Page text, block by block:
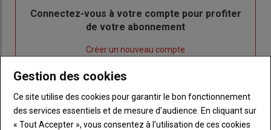
Body
Connectez-vous à votre compte pour profiter
de votre abonnement
un
nouveau
compte"
Créer un nouveau compte
"Réinitialiser
votre
de
Je me connecte
Gestion des cookies
Ce site utilise des cookies pour garantir le bon fonctionnement
des services essentiels et de mesure d’audience. En cliquant sur
« Tout Accepter », vous consentez à l’utilisation de ces cookies